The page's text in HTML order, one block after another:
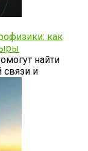
как
найти
и